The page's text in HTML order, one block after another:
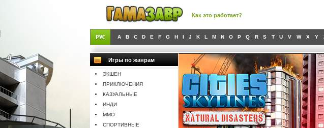
Как это работает?
A B C D E F G H I J K L M N O P Q R S T U V W X Y
Игры по жанрам
ЭКШЕН
ПРИКЛЮЧЕНИЯ
КАЗУАЛЬНЫЕ
ИНДИ
MMO
СПОРТИВНЫЕ